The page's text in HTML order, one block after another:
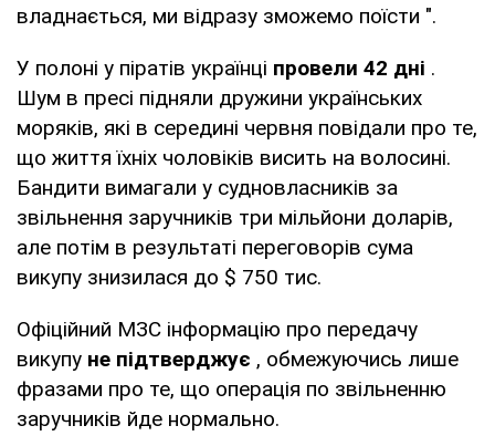
владнається, ми відразу зможемо поїсти ".
У полоні у піратів українці провели 42 дні .
Шум в пресі підняли дружини українських
моряків, які в середині червня повідали про те,
що життя їхніх чоловіків висить на волосині.
Бандити вимагали у судновласників за
звільнення заручників три мільйони доларів,
але потім в результаті переговорів сума
викупу знизилася до $ 750 тис.
Офіційний МЗС інформацію про передачу
викупу не підтверджує , обмежуючись лише
фразами про те, що операція по звільненню
заручників йде нормально.